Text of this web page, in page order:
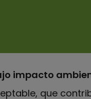
impacto
que